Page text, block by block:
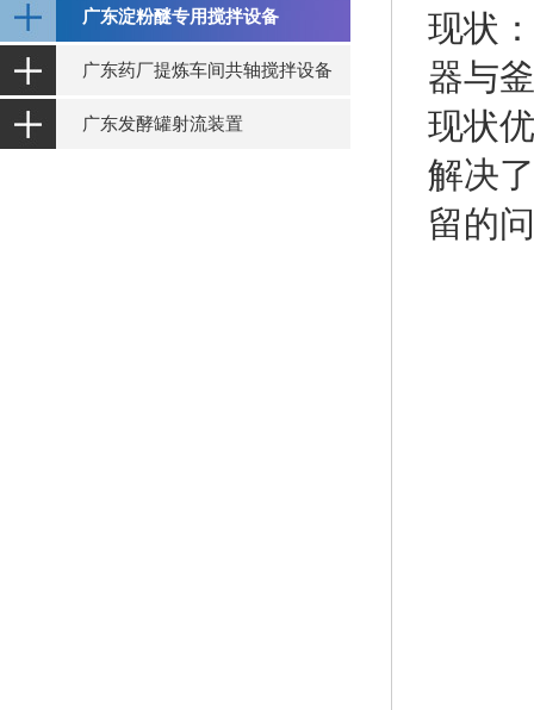
广东淀粉醚专用搅拌设备
广东药厂提炼车间共轴搅拌设备
广东发酵罐射流装置
现状
器与
现状
解决
留的